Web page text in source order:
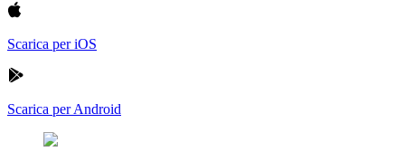
Scarica per iOS
Scarica per Android